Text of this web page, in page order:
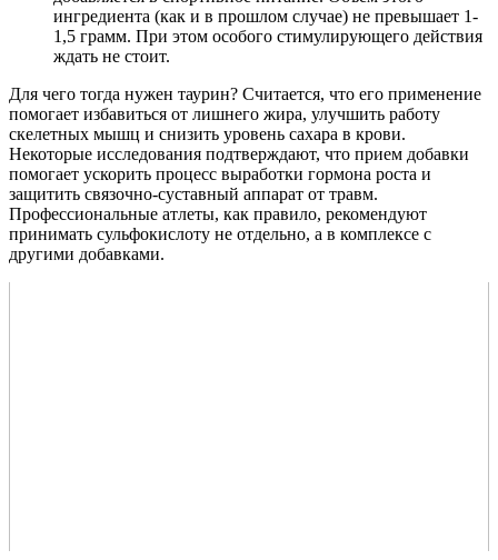
ингредиента (как и в прошлом случае) не превышает 1-
1,5 грамм. При этом особого стимулирующего действия
ждать не стоит.
Для чего тогда нужен таурин? Считается, что его применение
помогает избавиться от лишнего жира, улучшить работу
скелетных мышц и снизить уровень сахара в крови.
Некоторые исследования подтверждают, что прием добавки
помогает ускорить процесс выработки гормона роста и
защитить связочно-суставный аппарат от травм.
Профессиональные атлеты, как правило, рекомендуют
принимать сульфокислоту не отдельно, а в комплексе с
другими добавками.